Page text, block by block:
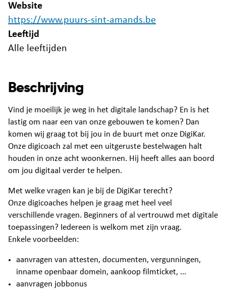
Website
https://www.puurs-sint-amands.be
Leeftijd
Alle leeftijden
Beschrijving
Vind je moeilijk je weg in het digitale landschap? En is het
lastig om naar een van onze gebouwen te komen? Dan
komen wij graag tot bij jou in de buurt met onze DigiKar.
Onze digicoach zal met een uitgeruste bestelwagen halt
houden in onze acht woonkernen. Hij heeft alles aan boord
om jou digitaal verder te helpen.
Met welke vragen kan je bij de DigiKar terecht?
Onze digicoaches helpen je graag met heel veel
verschillende vragen. Beginners of al vertrouwd met digitale
toepassingen? Iedereen is welkom met zijn vraag.
Enkele voorbeelden:
aanvragen van attesten, documenten, vergunningen,
inname openbaar domein, aankoop filmticket, ...
aanvragen jobbonus